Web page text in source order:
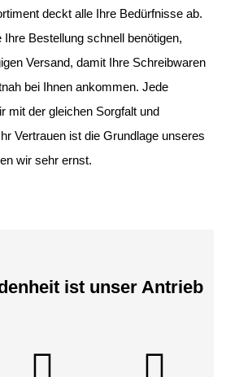
deckt alle Ihre Bedürfnisse ab.
Bestellung schnell benötigen,
Versand, damit Ihre Schreibwaren
bei Ihnen ankommen. Jede
mit der gleichen Sorgfalt und
Vertrauen ist die Grundlage unseres
wir sehr ernst.
ist unser Antrieb